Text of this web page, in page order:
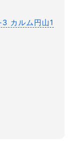
カルム円山1